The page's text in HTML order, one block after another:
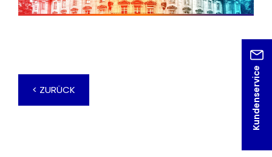
Kundenservice
< ZURÜCK